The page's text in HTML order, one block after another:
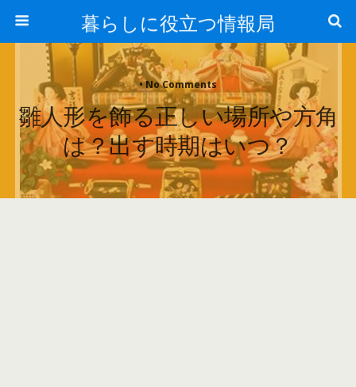
暮らしに役立つ情報局
• No Comments
雛人形を飾る正しい場所や方角
は？出す時期はいつ？